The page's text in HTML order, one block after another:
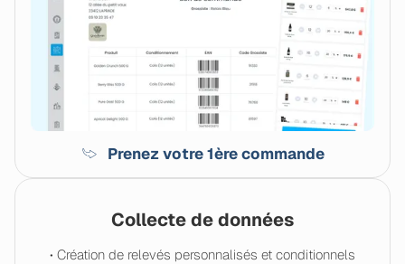
Collecte de données
• Création de relevés personnalisés et conditionnels
Prenez votre 1ère commande